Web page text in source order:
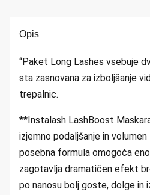
Opis
“Paket Long Lashes vsebuje
sta zasnovana za izboljšanje
trepalnic.
**Instalash LashBoost
izjemno podaljšanje in
posebna formula omogoča
zagotavlja dramatičen efekt
po nanosu bolj goste, dolge in